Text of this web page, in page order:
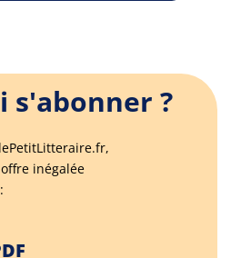
s'abonner ?
inégalée